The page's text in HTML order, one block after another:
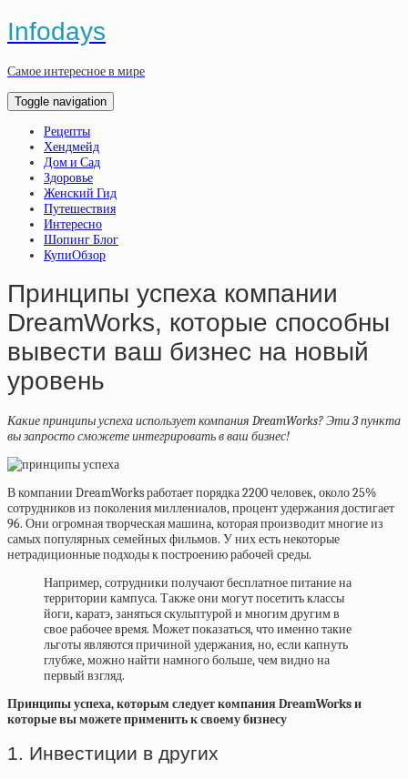
Infodays
Самое интересное в мире
Toggle navigation
Рецепты
Хендмейд
Дом и Сад
Здоровье
Женский Гид
Путешествия
Интересно
Шопинг Блог
КупиОбзор
Принципы успеха компании
DreamWorks, которые способны
вывести ваш бизнес на новый
уровень
Какие принципы успеха использует компания DreamWorks? Эти 3 пункта
вы запросто сможете интегрировать в ваш бизнес!
В компании DreamWorks работает порядка 2200 человек, около 25%
сотрудников из поколения миллениалов, процент удержания достигает
96. Они огромная творческая машина, которая производит многие из
самых популярных семейных фильмов. У них есть некоторые
нетрадиционные подходы к построению рабочей среды.
Например, сотрудники получают бесплатное питание на
территории кампуса. Также они могут посетить классы
йоги, каратэ, заняться скульптурой и многим другим в
свое рабочее время. Может показаться, что именно такие
льготы являются причиной удержания, но, если капнуть
глубже, можно найти намного больше, чем видно на
первый взгляд.
Принципы успеха, которым следует компания DreamWorks и
которые вы можете применить к своему бизнесу
1. Инвестиции в других